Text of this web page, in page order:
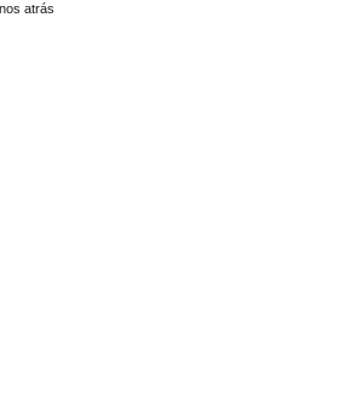
atrás